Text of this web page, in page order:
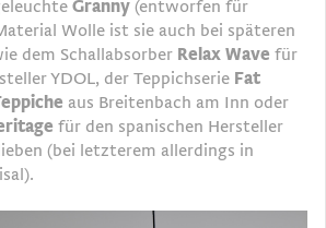
Granny (entworfen für
Wolle ist sie auch bei späteren
dem Schallabsorber Relax Wave für
YDOL, der Teppichserie Fat
aus Breitenbach am Inn oder
für den spanischen Hersteller
(bei letzterem allerdings in